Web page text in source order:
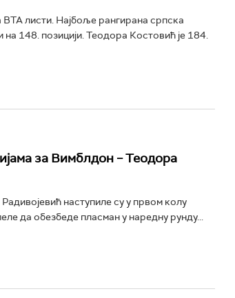
листи. Најбоље рангирана српска
на 148. позицији. Теодора Костовић је 184.
за Вимблдон – Теодора
наступиле су у првом колу
да обезбеде пласман у наредну рунду...